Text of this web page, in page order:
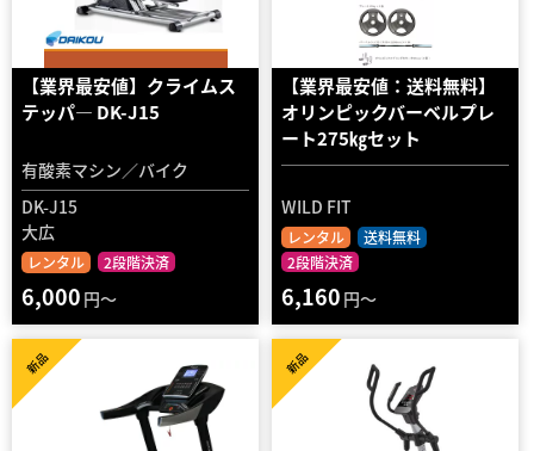
【業界最安値】クライムス
テッパ― DK-J15
有酸素マシン／バイク
DK-J15
大広
レンタル 2段階決済
6,000 円～
【業界最安値：送料無料】
オリンピックバーベルプレ
ート275㎏セット
WILD FIT
レンタル
送料無料
2段階決済
6,160 円～
新品 新品